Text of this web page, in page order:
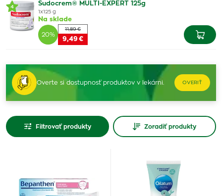
4 Sudocrem® MULTI-EXPERT 125g
1x125 g
Na sklade
20%
11,89 €
9,49 €
Overte si dostupnosť produktov v lekárni. OVERIŤ
Filtrovať produkty Zoradiť produkty